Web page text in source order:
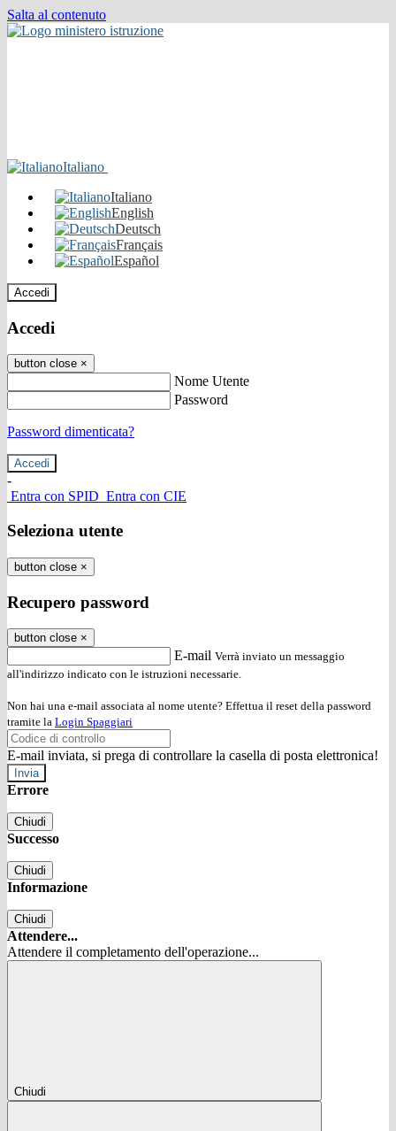
Salta al contenuto
Italiano
Italiano
English
Deutsch
Français
Español
Accedi
Accedi
button close ×
Nome Utente
Password
Password dimenticata?
-
Entra con SPID Entra con CIE
Seleziona utente
button close ×
Recupero password
button close ×
E-mail Verrà inviato un messaggio
all'indirizzo indicato con le istruzioni necessarie.
Non hai una e-mail associata al nome utente? Effettua il reset della password
tramite la Login Spaggiari
E-mail inviata, si prega di controllare la casella di posta elettronica!
Errore
Chiudi
Successo
Chiudi
Informazione
Chiudi
Attendere...
Attendere il completamento dell'operazione...
Chiudi